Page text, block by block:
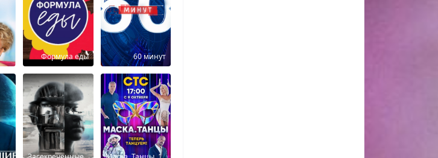
Формула еды 60 минут